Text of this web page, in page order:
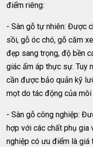
điểm riêng:
- Sàn gỗ tự nhiên: Được
sồi, gỗ óc chó, gỗ căm
đẹp sang trọng, độ bền
giác ấm áp thực sự. Tuy
cần được bảo quản kỹ
mọt do tác động của
- Sàn gỗ công nghiệp:
hợp với các chất phụ gia
nghiệp có ưu điểm là giá